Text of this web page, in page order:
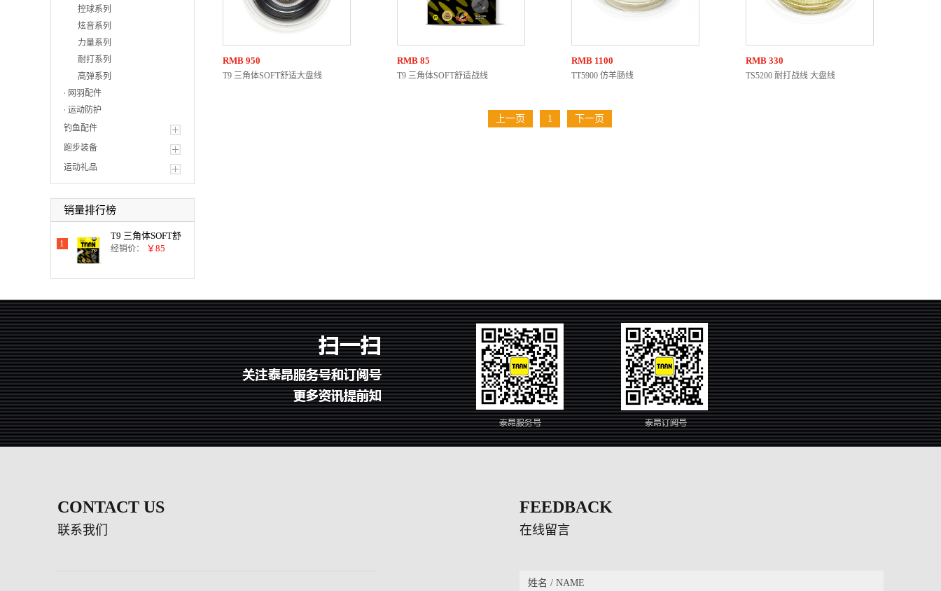
控球系列
炫音系列
力量系列
耐打系列
高弹系列
网羽配件
运动防护
钓鱼配件
跑步装备
运动礼品
销量排行榜
1
T9 三角体SOFT舒
适战线
经销价： ￥85
RMB 950
T9 三角体SOFT舒适大盘线
RMB 85
T9 三角体SOFT舒适战线
RMB 1100
TT5900 仿羊肠线
RMB 330
TS5200 耐打战线 大盘线
上一页 1 下一页
CONTACT US
联系我们
FEEDBACK
在线留言